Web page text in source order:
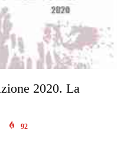
2020. La
92